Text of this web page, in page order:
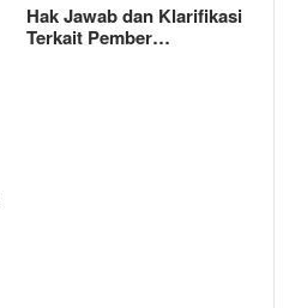
Hak Jawab dan Klarifikasi
Terkait Pember…